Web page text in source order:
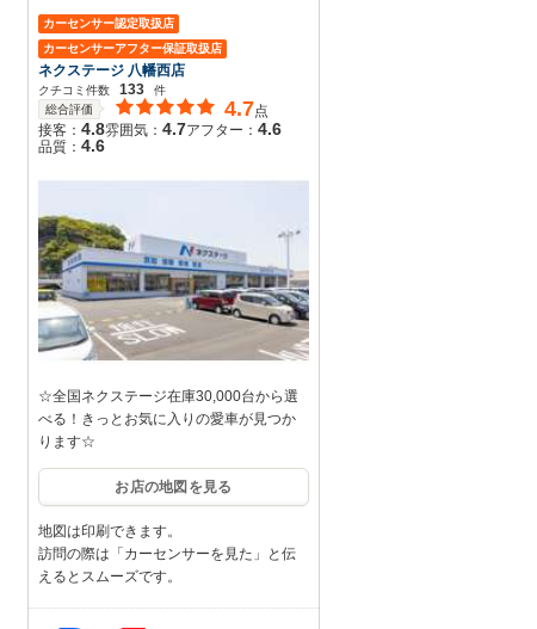
カーセンサー認定取扱店
カーセンサーアフター保証取扱店
ネクステージ 八幡西店
クチコミ件数 133
件
総合評価
4.7点
接客： 4.8雰囲気： 4.7アフター： 4.6
品質： 4.6
☆全国ネクステージ在庫30,000台から選
べる！きっとお気に入りの愛車が見つか
ります☆
お店の地図を見る
地図は印刷できます。
訪問の際は「カーセンサーを見た」と伝
えるとスムーズです。